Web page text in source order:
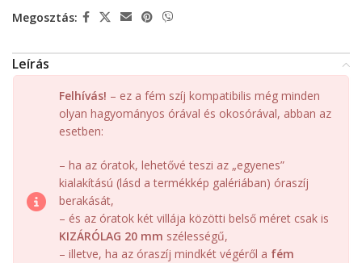
Megosztás:
Leírás
Felhívás! – ez a fém szíj kompatibilis még minden
olyan hagyományos órával és okosórával, abban az
esetben:
– ha az óratok, lehetővé teszi az „egyenes”
kialakítású (lásd a termékkép galériában) óraszíj
berakását,
– és az óratok két villája közötti belső méret csak is
KIZÁRÓLAG 20 mm szélességű,
– illetve, ha az óraszíj mindkét végéről a fém